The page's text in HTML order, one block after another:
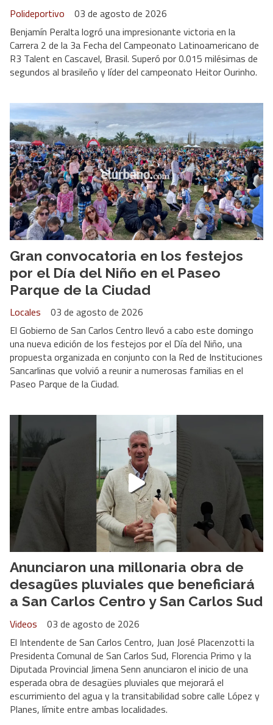
Polideportivo
03 de agosto de 2026
Benjamín Peralta logró una impresionante victoria en la
Carrera 2 de la 3a Fecha del Campeonato Latinoamericano de
R3 Talent en Cascavel, Brasil. Superó por 0.015 milésimas de
segundos al brasileño y líder del campeonato Heitor Ourinho.
Gran convocatoria en los festejos
por el Día del Niño en el Paseo
Parque de la Ciudad
Locales
03 de agosto de 2026
El Gobierno de San Carlos Centro llevó a cabo este domingo
una nueva edición de los festejos por el Día del Niño, una
propuesta organizada en conjunto con la Red de Instituciones
Sancarlinas que volvió a reunir a numerosas familias en el
Paseo Parque de la Ciudad.
Anunciaron una millonaria obra de
desagües pluviales que beneficiará
a San Carlos Centro y San Carlos Sud
Videos
03 de agosto de 2026
El Intendente de San Carlos Centro, Juan José Placenzotti la
Presidenta Comunal de San Carlos Sud, Florencia Primo y la
Diputada Provincial Jimena Senn anunciaron el inicio de una
esperada obra de desagües pluviales que mejorará el
escurrimiento del agua y la transitabilidad sobre calle López y
Planes, límite entre ambas localidades.